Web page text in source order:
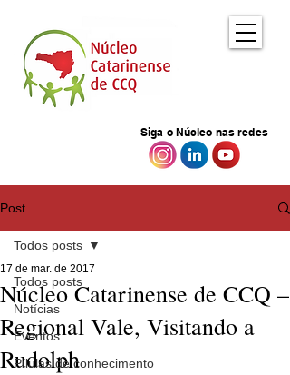
Siga o Núcleo nas redes
Post
Todos posts
Notícias
Eventos
Pílulas de conhecimento
Todos posts
Núcleo Catarinense de CCQ –
Regional Vale, Visitando a
Rudolph
17 de mar. de 2017